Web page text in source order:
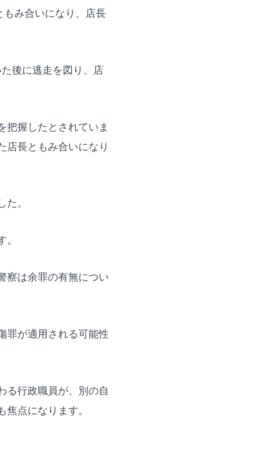
み合いになり、店長
後に逃走を図り、店
把握したとされていま
店長ともみ合いになり
。
察は余罪の有無につい
罪が適用される可能性
る行政職員が、別の自
点になります。